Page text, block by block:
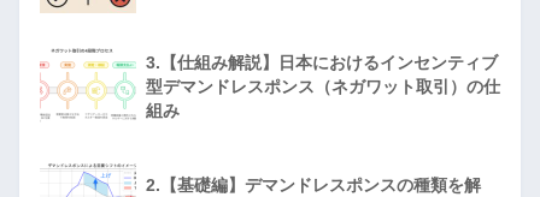
3.【仕組み解説】日本におけるインセンティブ
型デマンドレスポンス（ネガワット取引）の仕
組み
2.【基礎編】デマンドレスポンスの種類を解